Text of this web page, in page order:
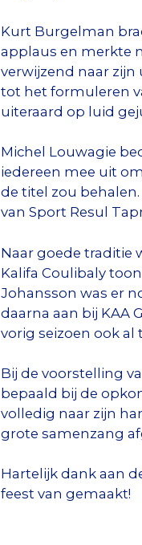
Kurt Burgelman
applaus en merkte
verwijzend naar
tot het formuleren
uiteraard op luid
Michel Louwagie
iedereen mee uit
de titel zou
van Sport Resul
Naar goede traditie
Kalifa Coulibaly
Johansson was er
daarna aan bij KAA
vorig seizoen ook
Bij de voorstelling
bepaald bij de
volledig naar zijn
grote samenzang
Hartelijk dank aan
feest van gemaakt!